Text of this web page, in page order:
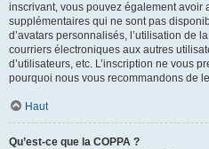
inscrivant, vous pouvez également avoir
supplémentaires qui ne sont pas
d’avatars personnalisés, l’utilisation de
courriers électroniques aux autres
d’utilisateurs, etc. L’inscription ne vous
pourquoi nous vous recommandons de
Haut
Qu’est-ce que la COPPA ?